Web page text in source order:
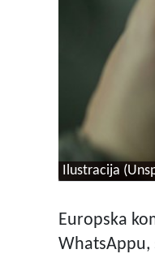
Ilustracija
Europska
WhatsAppu,